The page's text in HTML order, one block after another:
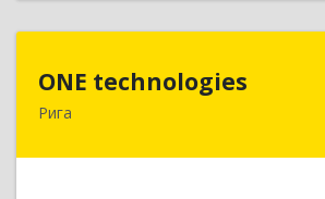
ONE technologies
Рига